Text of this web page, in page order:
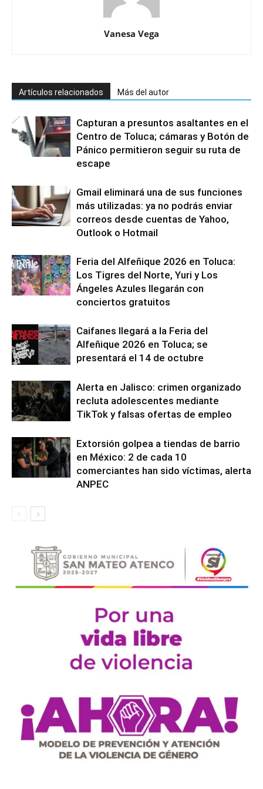
Vanesa Vega
Artículos relacionados Más del autor
Capturan a presuntos asaltantes en el
Centro de Toluca; cámaras y Botón de
Pánico permitieron seguir su ruta de
escape
Gmail eliminará una de sus funciones
más utilizadas: ya no podrás enviar
correos desde cuentas de Yahoo,
Outlook o Hotmail
Feria del Alfeñique 2026 en Toluca:
Los Tigres del Norte, Yuri y Los
Ángeles Azules llegarán con
conciertos gratuitos
Caifanes llegará a la Feria del
Alfeñique 2026 en Toluca; se
presentará el 14 de octubre
Alerta en Jalisco: crimen organizado
recluta adolescentes mediante
TikTok y falsas ofertas de empleo
Extorsión golpea a tiendas de barrio
en México: 2 de cada 10
comerciantes han sido víctimas, alerta
ANPEC